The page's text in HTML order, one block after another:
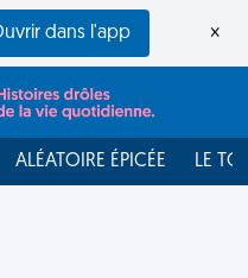
dans l'app ×
ALÉATOIRE ÉPICÉE LE